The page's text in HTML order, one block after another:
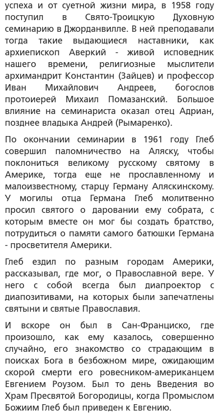
успеха и от суетной жизни мира, в 1958 году
поступил в Свято-Троицкую Духовную
семинарию в Джорданвилле. В ней преподавали
тогда такие выдающиеся наставники, как
архиепископ Аверкий - живой исповедник
нашего времени, религиозные мыслители
архимандрит Константин (Зайцев) и профессор
Иван Михайлович Андреев, богослов
протоиерей Михаил Помазанский. Большое
влияние на семинариста оказал отец Адриан,
позднее владыка Андрей (Рымаренко).
По окончании семинарии в 1961 году Глеб
совершил паломничество на Аляску, чтобы
поклониться великому русскому святому в
Америке, тогда еще не прославленному и
малоизвестному, старцу Герману Аляскинскому.
У могилы отца Германа Глеб молитвенно
просил святого о даровании ему собрата, с
которым вместе он мог бы создать братство,
потрудиться о памяти самого батюшки Германа
- просветителя Америки.
Глеб ездил по разным городам Америки,
рассказывал, где мог, о Православной вере. У
него с собой всегда был диапроектор с
диапозитивами, на которых были запечатлены
святыни и святые Православия.
И вскоре он был в Сан-Франциско, где
произошло, как ему казалось, совершенно
случайно, его знакомство со страдающим в
поисках Бога в безбожном мире, ожидающим
скорой смерти его ровесником-американцем
Евгением Роузом. Был то день Введения во
Храм Пресвятой Богородицы, когда Промыслом
Божиим Глеб был приведен к Евгению.